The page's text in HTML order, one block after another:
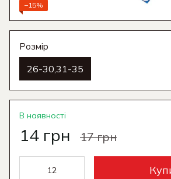
−15%
Розмір
26-30,31-35
В наявності
14 грн 17 грн